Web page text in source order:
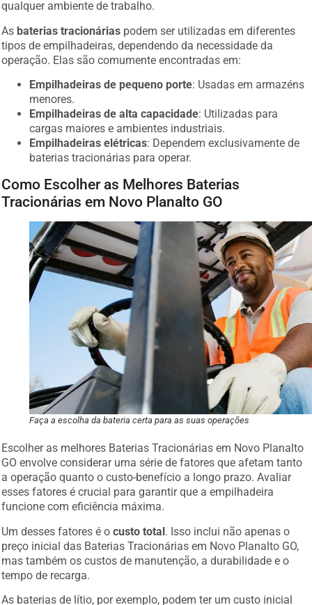
qualquer ambiente de trabalho.
As baterias tracionárias podem ser utilizadas em diferentes
tipos de empilhadeiras, dependendo da necessidade da
operação. Elas são comumente encontradas em:
Empilhadeiras de pequeno porte: Usadas em armazéns
menores.
Empilhadeiras de alta capacidade: Utilizadas para
cargas maiores e ambientes industriais.
Empilhadeiras elétricas: Dependem exclusivamente de
baterias tracionárias para operar.
Como Escolher as Melhores Baterias
Tracionárias em Novo Planalto GO
Faça a escolha da bateria certa para as suas operações
Escolher as melhores Baterias Tracionárias em Novo Planalto
GO envolve considerar uma série de fatores que afetam tanto
a operação quanto o custo-benefício a longo prazo. Avaliar
esses fatores é crucial para garantir que a empilhadeira
funcione com eficiência máxima.
Um desses fatores é ocusto total. Isso inclui não apenas o
preço inicial das Baterias Tracionárias em Novo Planalto GO,
mas também os custos de manutenção, a durabilidade e o
tempo de recarga.
As baterias de lítio, por exemplo, podem ter um custo inicial